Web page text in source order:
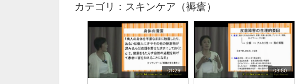
カテゴリ：スキンケア（褥瘡）
01:29 03:50